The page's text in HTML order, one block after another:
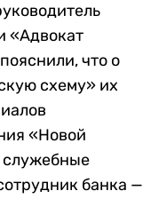
«Адвокат
что о
схему» их
«Новой
служебные
банка —